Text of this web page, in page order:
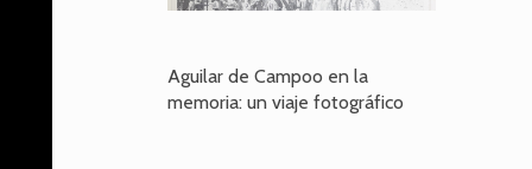
Aguilar de Campoo en la
memoria: un viaje fotográfico